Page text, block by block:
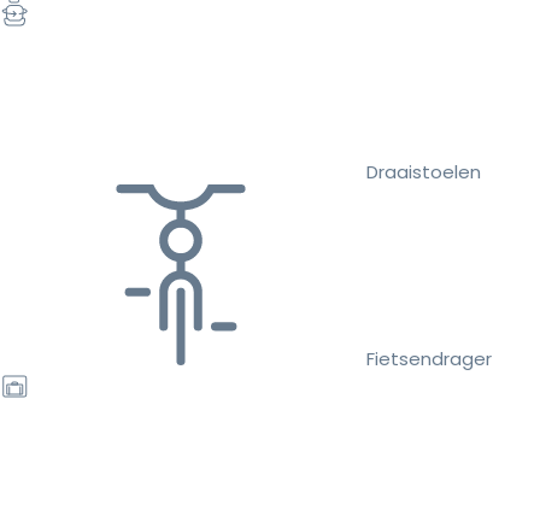
Draaistoelen
Fietsendrager